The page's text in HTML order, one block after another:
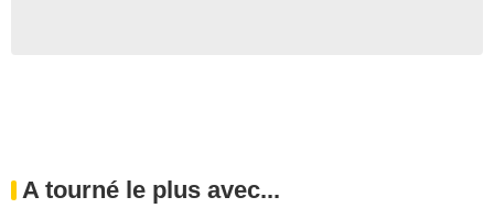
A tourné le plus avec...